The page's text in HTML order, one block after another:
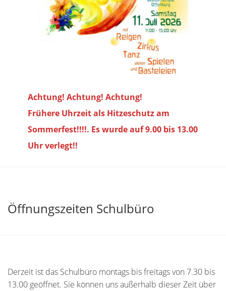
Achtung! Achtung! Achtung!
Frühere Uhrzeit als Hitzeschutz am
Sommerfest!!!!. Es wurde auf 9.00 bis 13.00
Uhr verlegt!!
Öffnungszeiten Schulbüro
Derzeit ist das Schulbüro montags bis freitags von 7.30 bis
13.00 geöffnet. Sie können uns außerhalb dieser Zeit über